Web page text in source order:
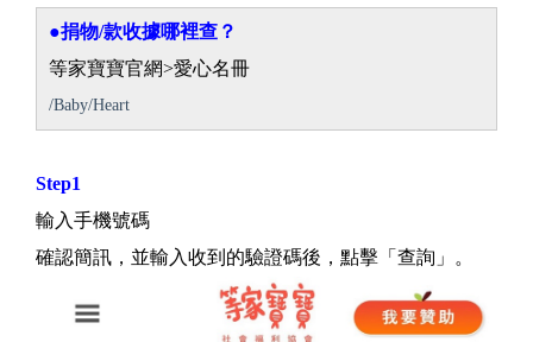
●捐物/款收據哪裡查？
等家寶寶官網>愛心名冊
/Baby/Heart
Step1
輸入手機號碼
確認簡訊，並輸入收到的驗證碼後，點擊「查詢」。